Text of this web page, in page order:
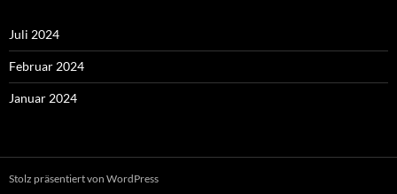
Juli 2024
Februar 2024
Januar 2024
Stolz präsentiert von WordPress